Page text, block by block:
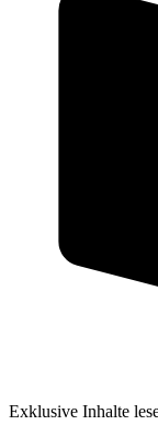
Exklusive Inhalte